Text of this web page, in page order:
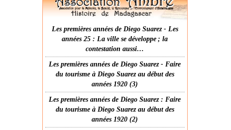
Les premières années de Diego Suarez - Les
années 25 : La ville se développe ; la
contestation aussi…
Les premières années de Diego Suarez - Faire
du tourisme à Diego Suarez au début des
années 1920 (3)
Les premières années de Diego Suarez : Faire
du tourisme à Diego Suarez au début des
années 1920 (2)